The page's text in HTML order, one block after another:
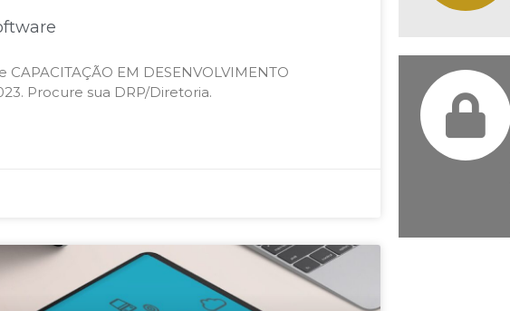
EM DESENVOLVIMENTO
Procure sua DRP/Diretoria.